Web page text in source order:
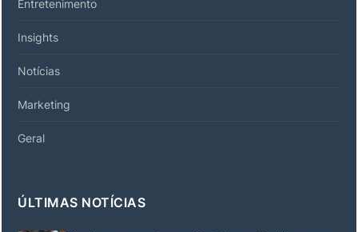
Entretenimento
Insights
Notícias
Marketing
Geral
ÚLTIMAS NOTÍCIAS